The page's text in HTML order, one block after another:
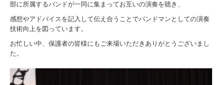
部に所属するバンドが一同に集まってお互いの演奏を聴き、
感想やアドバイスを記入して伝え合うことでバンドマンとしての演奏
技術向上を図っています。
お忙しい中、保護者の皆様にもご来場いただきありがとうございまし
た。